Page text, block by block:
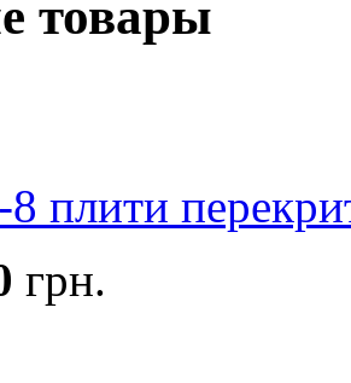
товары
плити
грн.